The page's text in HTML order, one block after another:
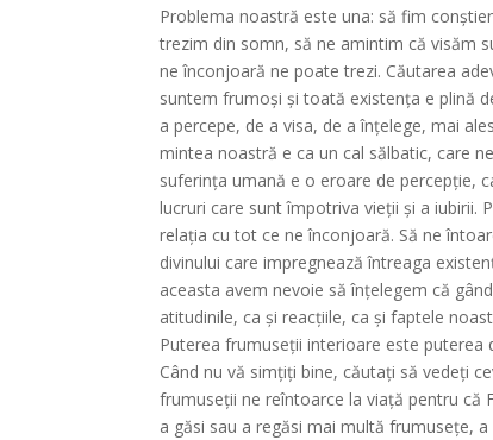
Problema noastră este una: să fim
trezim din somn, să ne amintim că visăm
ne înconjoară ne poate trezi. Căutarea
suntem frumoşi şi toată existenţa e plină
a percepe, de a visa, de a înţelege, mai
mintea noastră e ca un cal sălbatic, care
suferinţa umană e o eroare de percepţie,
lucruri care sunt împotriva vieţii şi a iubirii.
relaţia cu tot ce ne înconjoară. Să ne
divinului care impregnează întreaga
aceasta avem nevoie să înţelegem că
atitudinile, ca şi reacţiile, ca şi faptele
Puterea frumuseţii interioare este puterea
Când nu vă simţiţi bine, căutaţi să vedeţi
frumuseţii ne reîntoarce la viaţă pentru că
a găsi sau a regăsi mai multă frumuseţe,